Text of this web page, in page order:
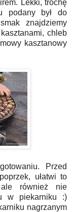
Lekki, trochę
podany był do
znajdziemy
chleb
kasztanowy
Przed
ułatwi to
również nie
w piekarniku :)
nagrzanym